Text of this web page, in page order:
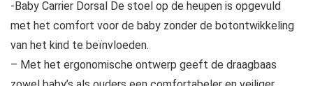
-Baby Carrier Dorsal De stoel op de heupen is opgevuld
met het comfort voor de baby zonder de botontwikkeling
van het kind te beïnvloeden.
– Met het ergonomische ontwerp geeft de draagbaas